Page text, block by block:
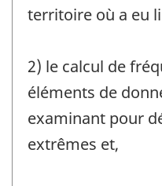
territoire où a eu
2) le calcul de
éléments de
examinant pour
extrêmes et,